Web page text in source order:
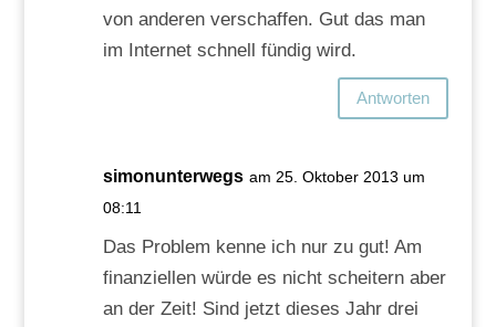
von anderen verschaffen. Gut das man
im Internet schnell fündig wird.
Antworten
simonunterwegs am 25. Oktober 2013 um
08:11
Das Problem kenne ich nur zu gut! Am
finanziellen würde es nicht scheitern aber
an der Zeit! Sind jetzt dieses Jahr drei